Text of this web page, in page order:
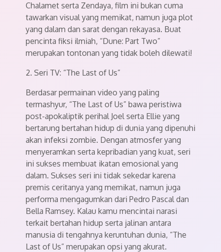
Chalamet serta Zendaya, film ini bukan cuma
tawarkan visual yang memikat, namun juga plot
yang dalam dan sarat dengan rekayasa. Buat
pencinta fiksi ilmiah, “Dune: Part Two”
merupakan tontonan yang tidak boleh dilewati!
2. Seri TV: “The Last of Us”
Berdasar permainan video yang paling
termashyur, “The Last of Us” bawa peristiwa
post-apokaliptik perihal Joel serta Ellie yang
bertarung bertahan hidup di dunia yang dipenuhi
akan infeksi zombie. Dengan atmosfer yang
menyeramkan serta kepribadian yang kuat, seri
ini sukses membuat ikatan emosional yang
dalam. Sukses seri ini tidak sekedar karena
premis ceritanya yang memikat, namun juga
performa mengagumkan dari Pedro Pascal dan
Bella Ramsey. Kalau kamu mencintai narasi
terkait bertahan hidup serta jalinan antara
manusia di tengahnya keruntuhan dunia, “The
Last of Us” merupakan opsi yang akurat.